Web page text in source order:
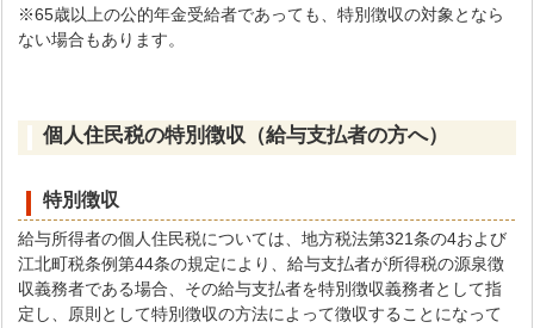
※65歳以上の公的年金受給者であっても、特別徴収の対象となら
ない場合もあります。
個人住民税の特別徴収（給与支払者の方へ）
特別徴収
給与所得者の個人住民税については、地方税法第321条の4および
江北町税条例第44条の規定により、給与支払者が所得税の源泉徴
収義務者である場合、その給与支払者を特別徴収義務者として指
定し、原則として特別徴収の方法によって徴収することになって